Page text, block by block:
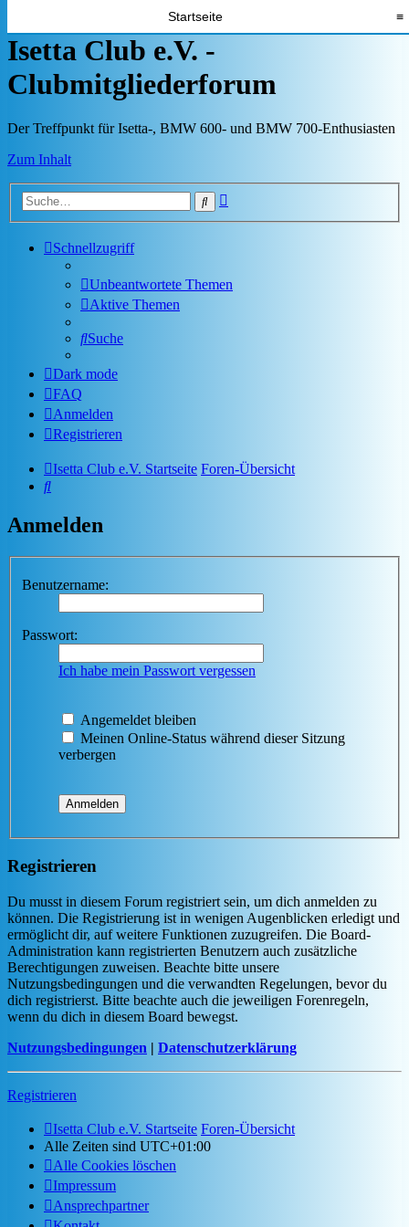
Startseite ≡
Isetta Club e.V. -
Clubmitgliederforum
Der Treffpunkt für Isetta-, BMW 600- und BMW 700-Enthusiasten
Zum Inhalt
Suche
Schnellzugriff
Unbeantwortete Themen
Aktive Themen
Suche
Dark mode
FAQ
Anmelden
Registrieren
Isetta Club e.V. Startseite Foren-Übersicht
Suche
Anmelden
Benutzername:
Passwort:
Ich habe mein Passwort vergessen
Angemeldet bleiben
Meinen Online-Status während dieser Sitzung
verbergen
Registrieren
Du musst in diesem Forum registriert sein, um dich anmelden zu
können. Die Registrierung ist in wenigen Augenblicken erledigt und
ermöglicht dir, auf weitere Funktionen zuzugreifen. Die Board-
Administration kann registrierten Benutzern auch zusätzliche
Berechtigungen zuweisen. Beachte bitte unsere
Nutzungsbedingungen und die verwandten Regelungen, bevor du
dich registrierst. Bitte beachte auch die jeweiligen Forenregeln,
wenn du dich in diesem Board bewegst.
Nutzungsbedingungen | Datenschutzerklärung
Registrieren
Isetta Club e.V. Startseite Foren-Übersicht
Alle Zeiten sind UTC+01:00
Alle Cookies löschen
Impressum
Ansprechpartner